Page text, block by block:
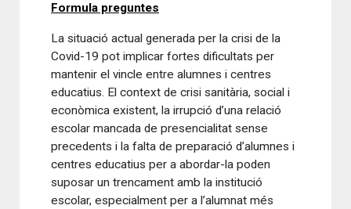
Formula preguntes
La situació actual generada per la crisi de la
Covid-19 pot implicar fortes dificultats per
mantenir el vincle entre alumnes i centres
educatius. El context de crisi sanitària, social i
econòmica existent, la irrupció d’una relació
escolar mancada de presencialitat sense
precedents i la falta de preparació d’alumnes i
centres educatius per a abordar-la poden
suposar un trencament amb la institució
escolar, especialment per a l’alumnat més